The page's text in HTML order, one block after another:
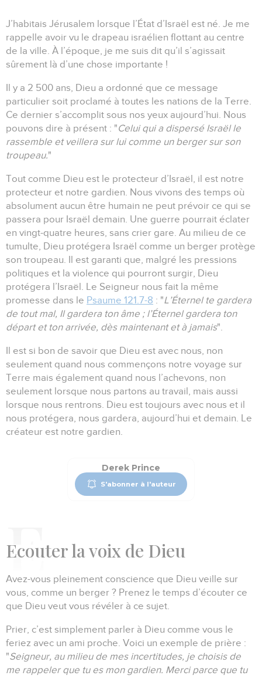
J’habitais Jérusalem lorsque l’État d’Israël est né. Je me
rappelle avoir vu le drapeau israélien flottant au centre
de la ville. À l’époque, je me suis dit qu’il s’agissait
sûrement là d’une chose importante !
Il y a 2 500 ans, Dieu a ordonné que ce message
particulier soit proclamé à toutes les nations de la Terre.
Ce dernier s’accomplit sous nos yeux aujourd’hui. Nous
pouvons dire à présent : "Celui qui a dispersé Israël le
rassemble et veillera sur lui comme un berger sur son
troupeau."
Tout comme Dieu est le protecteur d’Israël, il est notre
protecteur et notre gardien. Nous vivons des temps où
absolument aucun être humain ne peut prévoir ce qui se
passera pour Israël demain. Une guerre pourrait éclater
en vingt-quatre heures, sans crier gare. Au milieu de ce
tumulte, Dieu protégera Israël comme un berger protège
son troupeau.
Il est garanti que, malgré les pressions
politiques et la violence qui pourront surgir, Dieu
protégera l’Israël. Le Seigneur nous fait la même
promesse dans le Psaume 121.7-8 : "L’Éternel te gardera
de tout mal, Il gardera ton âme ; l’Éternel gardera ton
départ et ton arrivée, dès maintenant et à jamais".
Il est si bon de savoir que Dieu est avec nous, non
seulement quand nous commençons notre voyage sur
Terre mais également quand nous l’achevons, non
seulement lorsque nous partons au travail, mais aussi
lorsque nous rentrons. Dieu est toujours avec nous et il
nous protégera, nous gardera, aujourd’hui et demain. Le
créateur est notre gardien.
Derek Prince
S'abonner à l'auteur
Ecouter la voix de Dieu
Avez-vous pleinement conscience que Dieu veille sur
vous, comme un berger ? Prenez le temps d’écouter ce
que Dieu veut vous révéler à ce sujet.
Prier, c’est simplement parler à Dieu comme vous le
feriez avec un ami proche. Voici un exemple de prière :
"Seigneur, au milieu de mes incertitudes, je choisis de
me rappeler que tu es mon gardien. Merci parce que tu